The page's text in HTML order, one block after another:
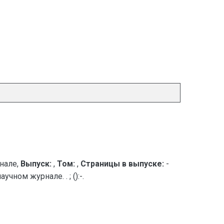
Выпуск: , Том: , Страницы в выпуске: -
журнале. . ; ():-.